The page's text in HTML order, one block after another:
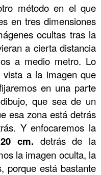
método en el que
en tres dimensiones
ocultas tras la
a cierta distancia
a medio metro. Lo
a la imagen que
en una parte
que sea de un
esa zona está detrás
Y enfocaremos la
20 cm. detrás de la
la imagen oculta, la
porque está bastante